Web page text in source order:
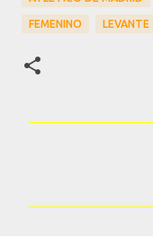
FEMENINO LEVANTE